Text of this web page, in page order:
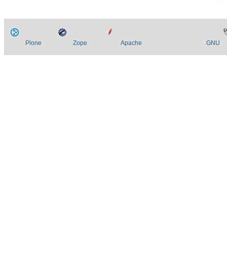
Plone Zope Apache GNU